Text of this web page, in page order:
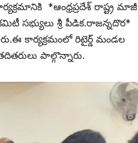
*ఆంధ్రప్రదేశ్ రాష్ట్ర మాజీ
సభ్యులు శ్రీ పీడిక.రాజన్నదొర*
కార్యక్రమంలో రిటైర్డ్ మండల
పాల్గొన్నారు.